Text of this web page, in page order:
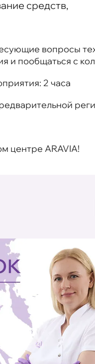
средств,
вопросы
и пообщаться с
2 часа
центре ARAVIA!